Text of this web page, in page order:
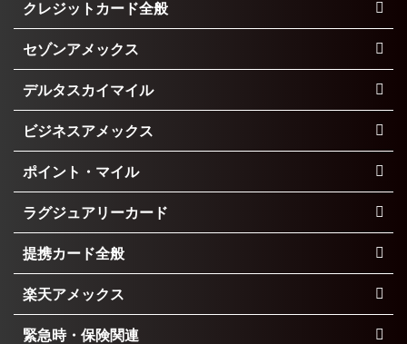
クレジットカード全般
セゾンアメックス
デルタスカイマイル
ビジネスアメックス
ポイント・マイル
ラグジュアリーカード
提携カード全般
楽天アメックス
緊急時・保険関連